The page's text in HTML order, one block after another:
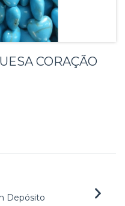
CORAÇÃO
Depósito